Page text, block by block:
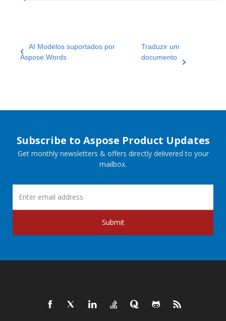
AI Modelos suportados por
Aspose.Words
Traduzir um
documento
Subscribe to Aspose Product Updates
Get monthly newsletters & offers directly delivered to your
mailbox.
Submit